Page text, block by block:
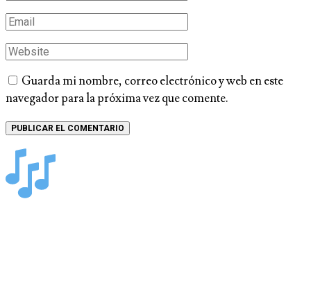
Guarda mi nombre, correo electrónico y web en este
navegador para la próxima vez que comente.